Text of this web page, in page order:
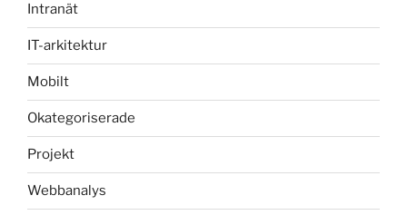
Intranät
IT-arkitektur
Mobilt
Okategoriserade
Projekt
Webbanalys